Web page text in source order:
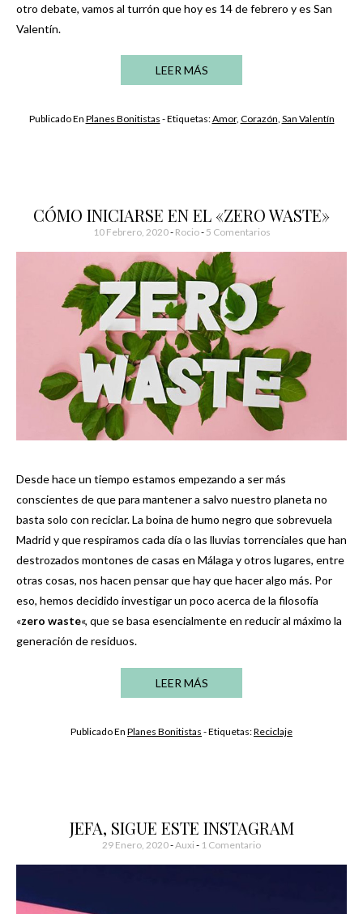
otro debate, vamos al turrón que hoy es 14 de febrero y es San
Valentín.
LEER MÁS
Publicado En Planes Bonitistas - Etiquetas:Amor, Corazón San Valentín
CÓMO INICIARSE EN EL «ZERO WASTE»
10 Febrero, 2020- Rocio 5 Comentarios
Desde hace un tiempo estamos empezando a ser más
conscientes de que para mantener a salvo nuestro planeta no
basta solo con reciclar. La boina de humo negro que sobrevuela
Madrid y que respiramos cada día o las lluvias torrenciales que han
destrozados montones de casas en Málaga y otros lugares, entre
otras cosas, nos hacen pensar que hay que hacer algo más. Por
eso, hemos decidido investigar un poco acerca de la filosofía
«zero waste«, que se basa esencialmente en reducir al máximo la
generación de residuos.
LEER MÁS
Publicado En Planes Bonitistas - Etiquetas:Reciclaje
JEFA, SIGUE ESTE INSTAGRAM
29 Enero, 2020-Auxi 1 Comentario